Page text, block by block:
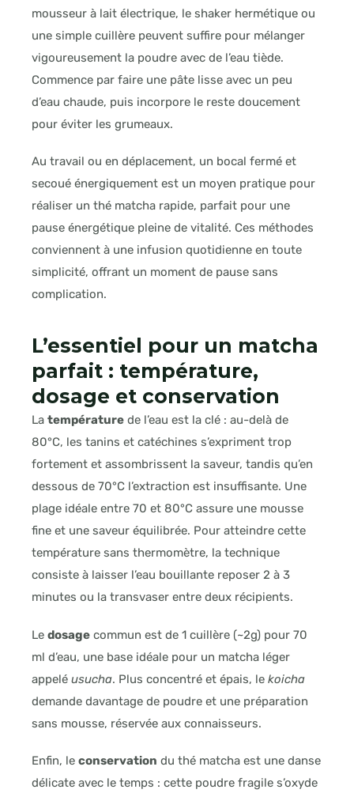
mousseur à lait électrique, le shaker hermétique ou
une simple cuillère peuvent suffire pour mélanger
vigoureusement la poudre avec de l’eau tiède.
Commence par faire une pâte lisse avec un peu
d’eau chaude, puis incorpore le reste doucement
pour éviter les grumeaux.
Au travail ou en déplacement, un bocal fermé et
secoué énergiquement est un moyen pratique pour
réaliser un thé matcha rapide, parfait pour une
pause énergétique pleine de vitalité. Ces méthodes
conviennent à une infusion quotidienne en toute
simplicité, offrant un moment de pause sans
complication.
L’essentiel pour un matcha
parfait : température,
dosage et conservation
La température de l’eau est la clé : au-delà de
80°C, les tanins et catéchines s’expriment trop
fortement et assombrissent la saveur, tandis qu’en
dessous de 70°C l’extraction est insuffisante. Une
plage idéale entre 70 et 80°C assure une mousse
fine et une saveur équilibrée. Pour atteindre cette
température sans thermomètre, la technique
consiste à laisser l’eau bouillante reposer 2 à 3
minutes ou la transvaser entre deux récipients.
Le dosage commun est de 1 cuillère (~2g) pour 70
ml d’eau, une base idéale pour un matcha léger
appelé usucha. Plus concentré et épais, le koicha
demande davantage de poudre et une préparation
sans mousse, réservée aux connaisseurs.
Enfin, le conservation du thé matcha est une danse
délicate avec le temps : cette poudre fragile s’oxyde